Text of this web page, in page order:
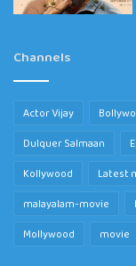
Channels
Actor Vijay
Dulquer Salmaan
Kollywood
Latest
malayalam-movie
Mollywood
movie